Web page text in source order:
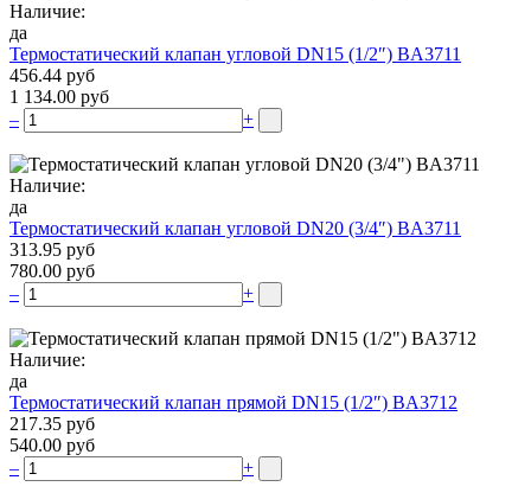
Наличие:
да
Термостатический клапан угловой DN15 (1/2″) BA3711
456.44 руб
1 134.00 руб
–
+
Наличие:
да
Термостатический клапан угловой DN20 (3/4″) BA3711
313.95 руб
780.00 руб
–
+
Наличие:
да
Термостатический клапан прямой DN15 (1/2″) BA3712
217.35 руб
540.00 руб
–
+